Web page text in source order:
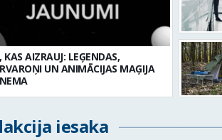
KAS AIZRAUJ: LEĢENDAS,
UN ANIMĀCIJAS MAĢIJA
iesaka